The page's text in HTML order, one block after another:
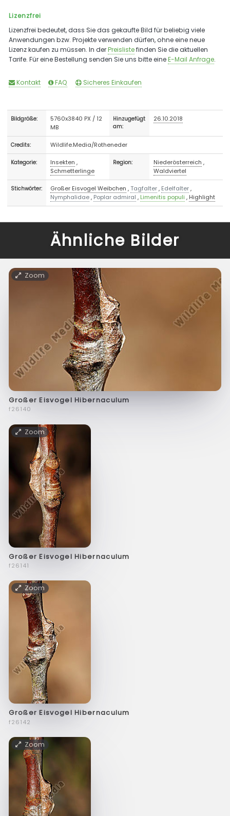
Lizenzfrei
Lizenzfrei bedeutet, dass Sie das gekaufte Bild für beliebig viele
Anwendungen bzw. Projekte verwenden dürfen, ohne eine neue
Lizenz kaufen zu müssen. In derPreislistefinden Sie die aktuellen
Tarife. Für eine Bestellung senden Sie uns bitte eineE-Mail Anfrage.
Kontakt FAQ Sicheres Einkaufen
Bildgröße:
5760x3840 PX / 12
MB
Hinzugefügt
am:
26.10.2018
Credits: Wildlife.Media/Rotheneder
Kategorie: Insekten ,
Schmetterlinge
Region: Niederösterreich ,
Waldviertel
Stichwörter: Großer Eisvogel Weibchen ,Tagfalter, Edelfalter,
Nymphalidae, Poplar admiral , Limenitis populi , Highlight
Ähnliche Bilder
Zoom
Großer Eisvogel Hibernaculum
f26140
Zoom
Großer Eisvogel Hibernaculum
f26141
Zoom
Großer Eisvogel Hibernaculum
f26142
Zoom